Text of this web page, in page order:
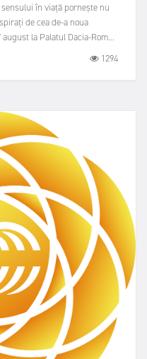
în viață pornește nu
de cea de-a noua
la Palatul Dacia-Rom...
1294